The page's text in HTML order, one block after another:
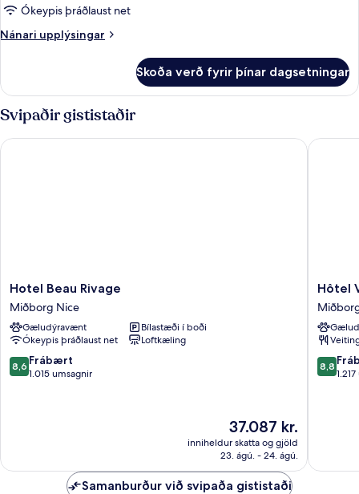
Ókeypis þráðlaust net
Nánari upplýsingar
Nánari
Skoða verð fyrir þínar dagsetningar
Svipaðir gististaðir
Hotel
Beau
Rivage
Miðborg
Nice
Hotel Beau Rivage
Miðborg Nice
Gæludýravænt
Bílastæði í boði
Ókeypis þráðlaust net
Loftkæling
8.6
af
8,6 Frábært
1.015 umsagnir
Verðið
37.087 kr.
37.087 kr.
inniheldur skatta og gjöld
23. ágú. - 24. ágú.
Hotel Beau Rivage
Hôtel
Bleues
Le
Royal
Nice
Hôtel
8.8
af
8,8
Hôtel
Samanburður við svipaða gististaði